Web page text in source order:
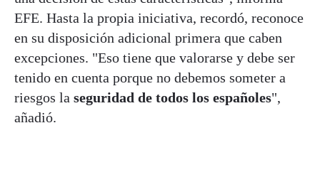
EFE. Hasta la propia iniciativa, recordó, reconoce
en su disposición adicional primera que caben
excepciones. "Eso tiene que valorarse y debe ser
tenido en cuenta porque no debemos someter a
riesgos la seguridad de todos los españoles",
añadió.